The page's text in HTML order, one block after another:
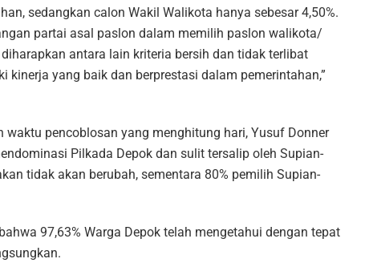
sedangkan calon Wakil Walikota hanya sebesar 4,50%.
partai asal paslon dalam memilih paslon walikota/
antara lain kriteria bersih dan tidak terlibat
kinerja yang baik dan berprestasi dalam pemerintahan,”
pencoblosan yang menghitung hari, Yusuf Donner
Pilkada Depok dan sulit tersalip oleh Supian-
tidak akan berubah, sementara 80% pemilih Supian-
97,63% Warga Depok telah mengetahui dengan tepat